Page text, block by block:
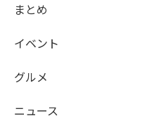
まとめ
イベント
グルメ
ニュース